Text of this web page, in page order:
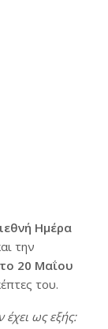
Ημέρα
την
20 Μαΐου
του.
ως εξής: